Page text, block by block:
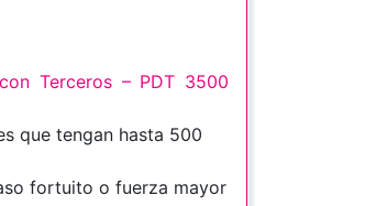
Terceros – PDT 3500
que tengan hasta 500
fortuito o fuerza mayor